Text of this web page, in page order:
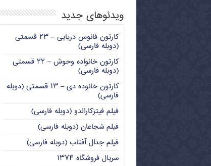
ویدئوهای جدید
کارتون فانوس دریایی – ۲۳ قسمتی
(دوبله فارسی)
کارتون خانواده وحوش – ۲۲ قسمتی
(دوبله فارسی)
کارتون خانوده دی – ۱۳ قسمتی (دوبله
فارسی)
فیلم فیتزکارالدو (دوبله فارسی)
فیلم شجاعان (دوبله فارسی)
فیلم جدال آفتاب (دوبله فارسی)
سریال فروشگاه ۱۳۷۴